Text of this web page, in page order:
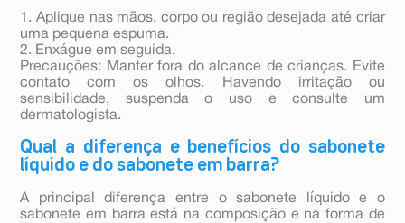
1. Aplique nas mãos, corpo ou região desejada até criar
uma pequena espuma.
2. Enxágue em seguida.
Precauções: Manter fora do alcance de crianças. Evite
contato com os olhos. Havendo irritação ou
sensibilidade, suspenda o uso e consulte um
dermatologista.
Qual a diferença e benefícios do sabonete
líquido e do sabonete em barra?
A principal diferença entre o sabonete líquido e o
sabonete em barra está na composição e na forma de